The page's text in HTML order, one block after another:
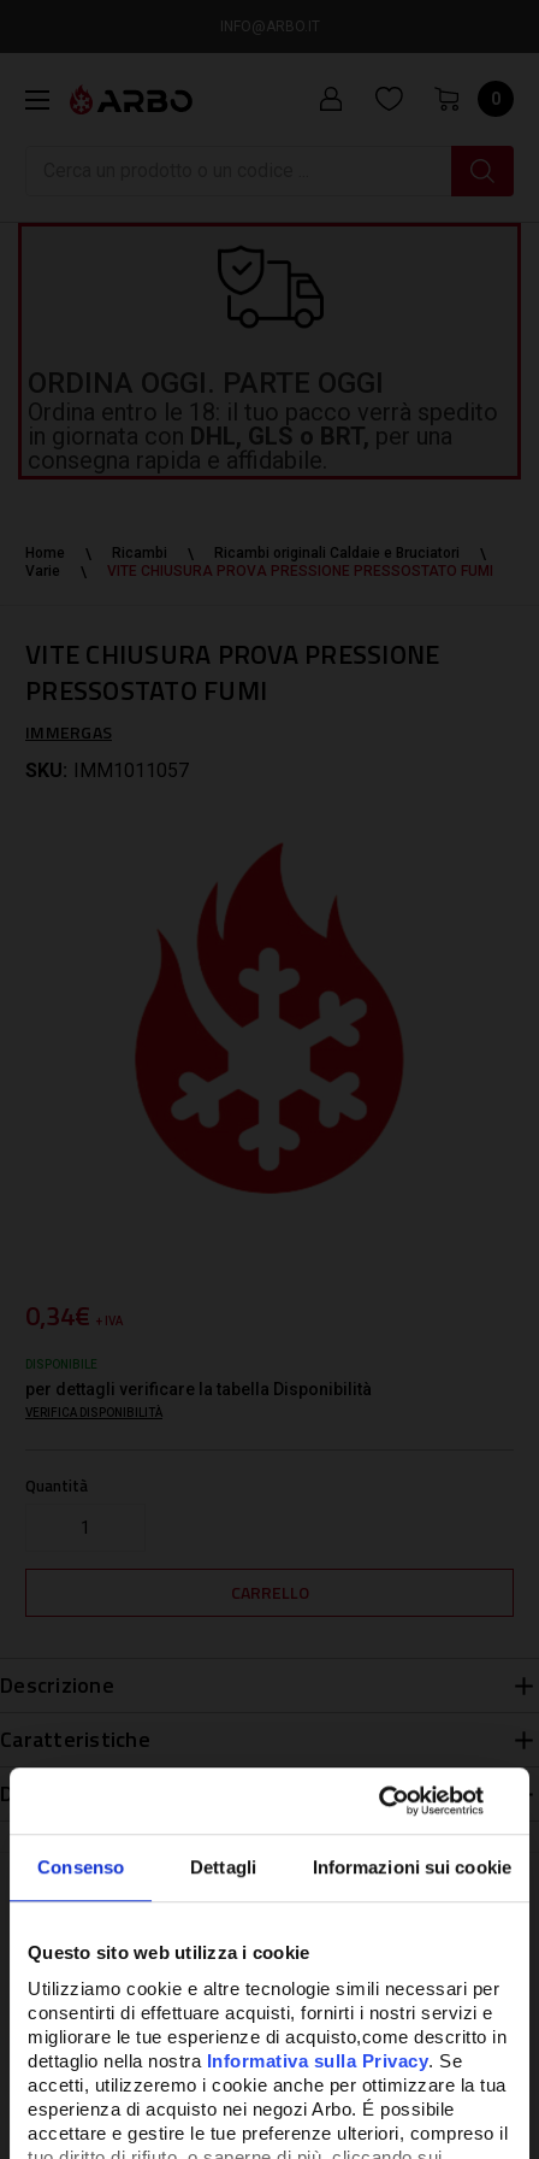
Consenso Dettagli Informazioni sui cookie
Questo sito web utilizza i cookie
Utilizziamo cookie e altre tecnologie simili necessari per
consentirti di effettuare acquisti, fornirti i nostri servizi e
migliorare le tue esperienze di acquisto,come descritto in
dettaglio nella nostra Informativa sulla Privacy. Se
accetti, utilizzeremo i cookie anche per ottimizzare la tua
esperienza di acquisto nei negozi Arbo. É possibile
accettare e gestire le tue preferenze ulteriori, compreso il
INFO@ARBO.IT
0
ORDINA OGGI. PARTE OGGI
Ordina entro le 18: il tuo pacco verrà spedito
in giornata con DHL, GLS o BRT, per una
consegna rapida e affidabile.
Home Ricambi
Ricambi originali Caldaie e Bruciatori
Varie
VITE CHIUSURA PROVA PRESSIONE PRESSOSTATO FUMI
VITE CHIUSURA PROVA PRESSIONE
PRESSOSTATO FUMI
IMMERGAS
SKU: IMM1011057
0,34€ + IVA
DISPONIBILE
per dettagli verificare la tabella Disponibilità
VERIFICA DISPONIBILITÀ
Quantità
Descrizione
Caratteristiche
Disponibilità
Potrebbe anche interessarti